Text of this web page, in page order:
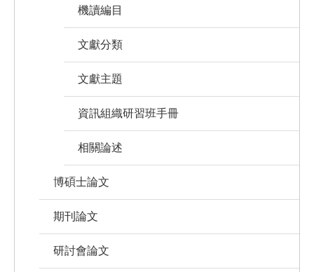
機讀編目
文獻分類
文獻主題
資訊組織研習班手冊
相關論述
博碩士論文
期刊論文
研討會論文